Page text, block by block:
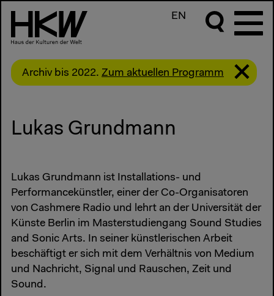
EN
Archiv bis 2022. Zum aktuellen Programm
Lukas Grundmann
Lukas Grundmann ist Installations- und
Performancekünstler, einer der Co-Organisatoren
von Cashmere Radio und lehrt an der Universität der
Künste Berlin im Masterstudiengang Sound Studies
and Sonic Arts. In seiner künstlerischen Arbeit
beschäftigt er sich mit dem Verhältnis von Medium
und Nachricht, Signal und Rauschen, Zeit und
Sound.